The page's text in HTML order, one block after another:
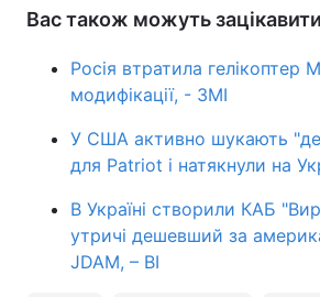
Вас також можуть
Росія втратила гелікоптер
модифікації, - ЗМІ
У США активно шукають
для Patriot і натякнули на
В Україні створили КАБ
утричі дешевший за
JDAM, – BI